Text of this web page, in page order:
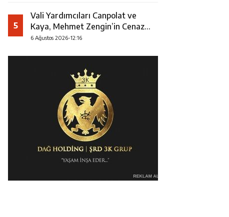
5
Vali Yardımcıları Canpolat ve
Kaya, Mehmet Zengin’in Cenaze
Törenine Katıldı
6 Ağustos 2026-12:16